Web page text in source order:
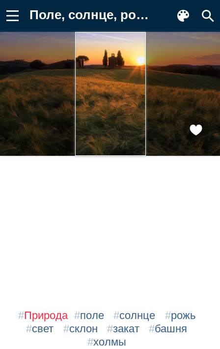
Поле, солнце, рожь, свет, склон, закат Заставка на телефон
#Природа #поле #солнце #рожь
#свет #склон #закат #башня
#холмы